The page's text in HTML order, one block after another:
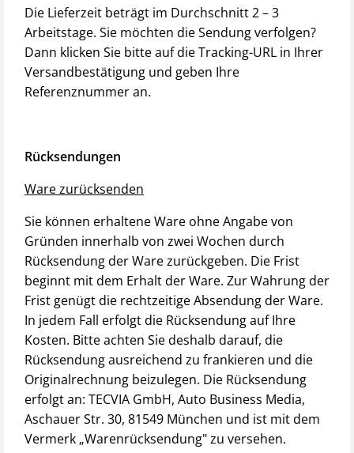
Die Lieferzeit beträgt im Durchschnitt 2 – 3
Arbeitstage. Sie möchten die Sendung verfolgen?
Dann klicken Sie bitte auf die Tracking-URL in Ihrer
Versandbestätigung und geben Ihre
Referenznummer an.
Rücksendungen
Ware zurücksenden
Sie können erhaltene Ware ohne Angabe von
Gründen innerhalb von zwei Wochen durch
Rücksendung der Ware zurückgeben. Die Frist
beginnt mit dem Erhalt der Ware. Zur Wahrung der
Frist genügt die rechtzeitige Absendung der Ware.
In jedem Fall erfolgt die Rücksendung auf Ihre
Kosten. Bitte achten Sie deshalb darauf, die
Rücksendung ausreichend zu frankieren und die
Originalrechnung beizulegen. Die Rücksendung
erfolgt an: TECVIA GmbH, Auto Business Media,
Aschauer Str. 30, 81549 München und ist mit dem
Vermerk „Warenrücksendung" zu versehen.